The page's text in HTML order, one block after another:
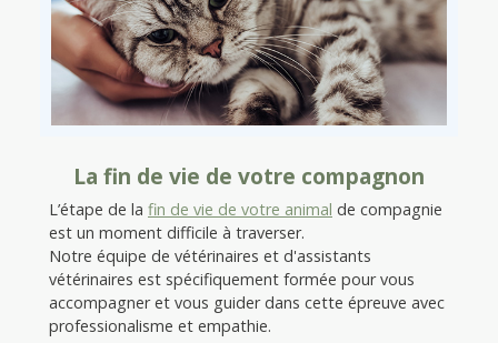
La fin de vie de votre compagnon
L’étape de la fin de vie de votre animal de compagnie
est un moment difficile à traverser.
Notre équipe de vétérinaires et d'assistants
vétérinaires est spécifiquement formée pour vous
accompagner et vous guider dans cette épreuve avec
professionalisme et empathie.